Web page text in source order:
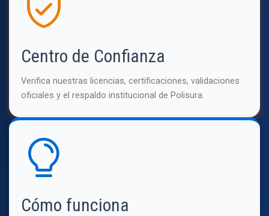
Centro de Confianza
Verifica nuestras licencias, certificaciones, validaciones
oficiales y el respaldo institucional de Polisura.
Cómo funciona